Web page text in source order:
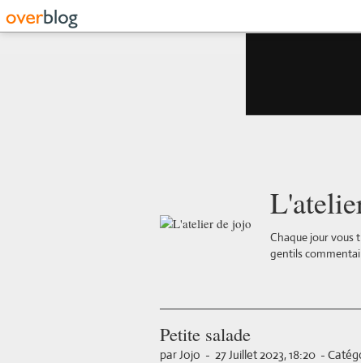
Chaque jour vous
gentils
Petite salade
par Jojo - 27 Juillet 2023, 18:20 -